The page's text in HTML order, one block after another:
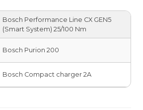
Bosch Performance Line CX GEN5
(Smart System) 25/100 Nm
Bosch Purion 200
Bosch Compact charger 2A